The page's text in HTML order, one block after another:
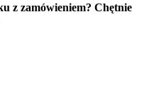
z zamówieniem? Chętnie